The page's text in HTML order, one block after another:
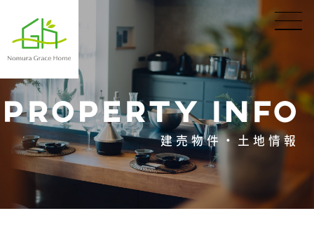
PROPERTY INFO
建売物件・土地情報